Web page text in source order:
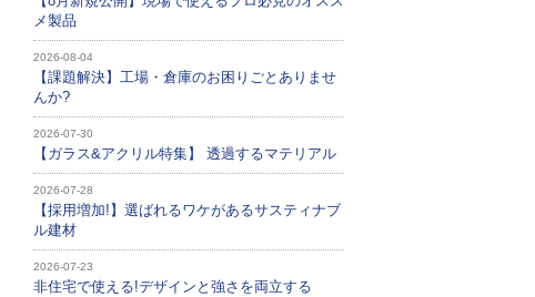
メ製品
2026-08-04
【課題解決】工場・倉庫のお困りごとありませ
んか?
2026-07-30
【ガラス&アクリル特集】 透過するマテリアル
2026-07-28
【採用増加!】選ばれるワケがあるサスティナブ
ル建材
2026-07-23
非住宅で使える!デザインと強さを両立する